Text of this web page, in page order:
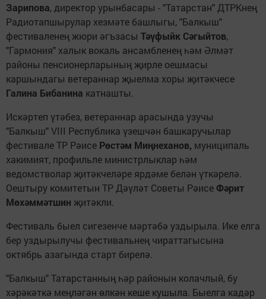
Зарипова, директор урынбасары - "Татарстан" ДТРКнең
Радиотапшырулар хезмәте башлыгы, "Балкыш"
фестиваленең жюри әгъзасы Тәүфыйк Сәгыйтов,
"Гармония" халык вокаль ансамбленең һәм Әлмәт
районы пенсионерларының җирле оешмасы
каршындагы ветераннар җыелма хоры җитәкчесе
Галина Бибанина катнашты.
Искәртеп үтәбез, ветераннар арасында узучы
"Балкыш" VIII Республика үзешчән башкаручылар
фестивале ТР Рәисе Рөстәм Миңнеханов, муниципаль
хакимият, профильле министрлыклар һәм
ведомстволар җитәкчеләре ярдәме белән үткәрелә.
Оештыру комитетын ТР Дәүләт Советы Рәисе Фәрит
Мөхәммәтшин җитәкли.
Фестиваль быел сигезенче мәртәбә уздырыла. Ике елга
бер уздырылучы фестивальнең чираттагысына
октябрь азагында старт бирелә.
"Балкыш" Татарстанның һәр районын колачлый, бу
хәрәкәткә меңләгән өлкән кеше кушыла. Быелга кадәр